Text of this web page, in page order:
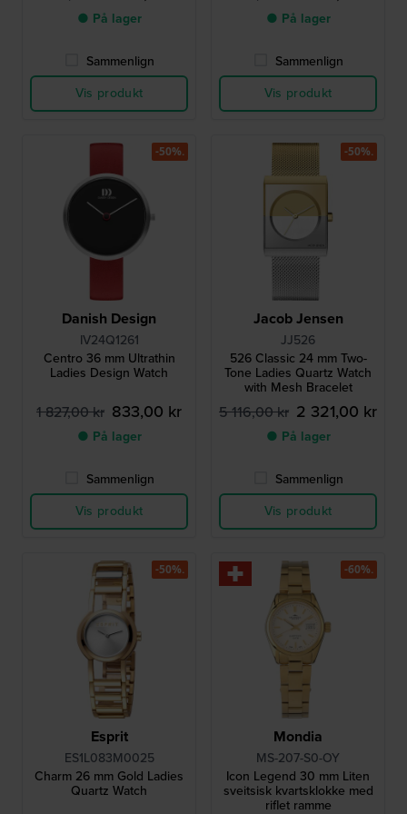
● På lager
Sammenlign
Vis produkt
● På lager
Sammenlign
Vis produkt
Danish Design
IV24Q1261
Centro 36 mm Ultrathin
Ladies Design Watch
1 827,00 kr 833,00 kr
● På lager
Sammenlign
Vis produkt
-50%.
Jacob Jensen
JJ526
526 Classic 24 mm Two-
Tone Ladies Quartz Watch
with Mesh Bracelet
5 116,00 kr 2 321,00 kr
● På lager
Sammenlign
Vis produkt
-50%.
Esprit
ES1L083M0025
Charm 26 mm Gold Ladies
Quartz Watch
-50%.
Mondia
MS-207-S0-OY
Icon Legend 30 mm Liten
sveitsisk kvartsklokke med
riflet ramme
-60%.